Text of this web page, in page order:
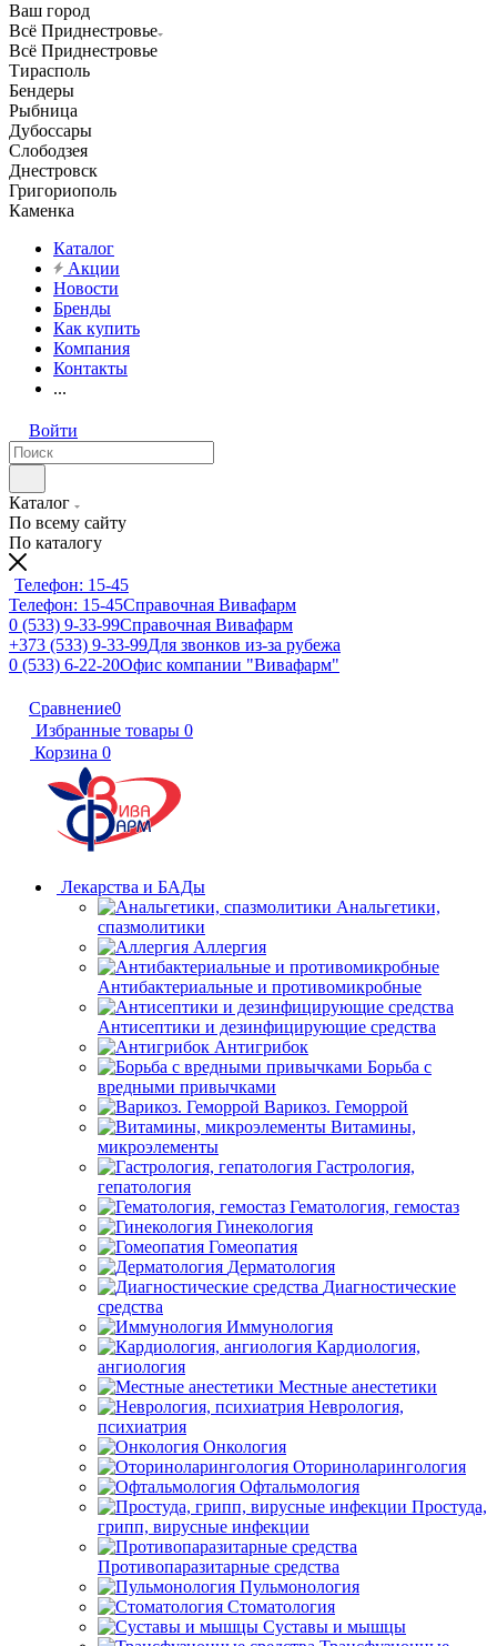
Ваш город
Всё Приднестровье
Всё Приднестровье
Тирасполь
Бендеры
Рыбница
Дубоссары
Слободзея
Днестровск
Григориополь
Каменка
Каталог
Акции
Новости
Бренды
Как купить
Компания
Контакты
...
Войти
Каталог
По всему сайту
По каталогу
Телефон: 15-45
Телефон: 15-45Справочная Вивафарм
0 (533) 9-33-99Справочная Вивафарм
+373 (533) 9-33-99Для звонков из-за рубежа
0 (533) 6-22-20Офис компании "Вивафарм"
Сравнение0
Избранные товары 0
Корзина 0
Лекарства и БАДы
Анальгетики,
спазмолитики
Аллергия
Антибактериальные и противомикробные
Антисептики и дезинфицирующие средства
Антигрибок
Борьба с
вредными привычками
Варикоз. Геморрой
Витамины,
микроэлементы
Гастрология,
гепатология
Гематология, гемостаз
Гинекология
Гомеопатия
Дерматология
Диагностические
средства
Иммунология
Кардиология,
ангиология
Местные анестетики
Неврология,
психиатрия
Онкология
Оториноларингология
Офтальмология
Простуда,
грипп, вирусные инфекции
Противопаразитарные средства
Пульмонология
Стоматология
Суставы и мышцы